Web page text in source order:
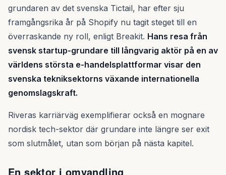
grundaren av det svenska Tictail, har efter sju
framgångsrika år på Shopify nu tagit steget till en
överraskande ny roll, enligt Breakit. Hans resa från
svensk startup-grundare till långvarig aktör på en av
världens största e-handelsplattformar visar den
svenska tekniksektorns växande internationella
genomslagskraft.
Riveras karriärväg exemplifierar också en mognare
nordisk tech-sektor där grundare inte längre ser exit
som slutmålet, utan som början på nästa kapitel.
En sektor i omvandling